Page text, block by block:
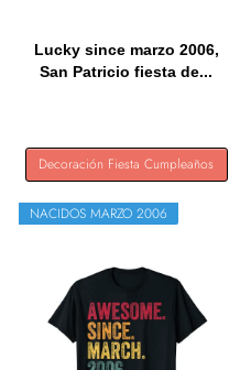
Lucky since marzo 2006,
San Patricio fiesta de...
Decoración Fiesta Cumpleaños
NACIDOS MARZO 2006